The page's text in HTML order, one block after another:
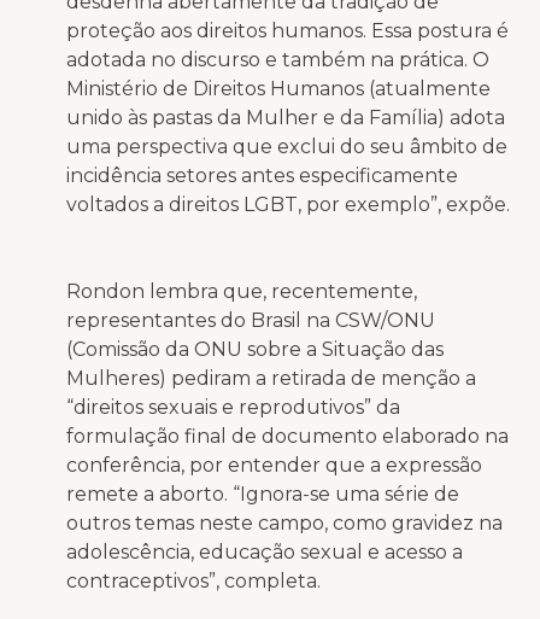
proteção aos direitos humanos. Essa postura é
adotada no discurso e também na prática. O
Ministério de Direitos Humanos (atualmente
unido às pastas da Mulher e da Família) adota
uma perspectiva que exclui do seu âmbito de
incidência setores antes especificamente
voltados a direitos LGBT, por exemplo”, expõe.
Rondon lembra que, recentemente,
representantes do Brasil na CSW/ONU
(Comissão da ONU sobre a Situação das
Mulheres) pediram a retirada de menção a
“direitos sexuais e reprodutivos” da
formulação final de documento elaborado na
conferência, por entender que a expressão
remete a aborto. “Ignora-se uma série de
outros temas neste campo, como gravidez na
adolescência, educação sexual e acesso a
contraceptivos”, completa.